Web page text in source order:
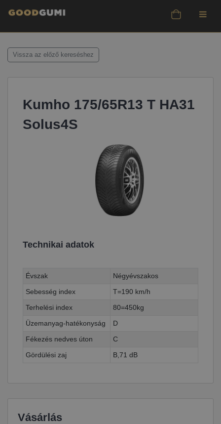
Vissza az előző kereséshez
Kumho 175/65R13 T HA31
Solus4S
Technikai adatok
Évszak
Négyévszakos
Sebesség index
T=190 km/h
Terhelési index
80=450kg
Üzemanyag-hatékonyság
D
Fékezés nedves úton
C
Gördülési zaj
B,71 dB
Vásárlás